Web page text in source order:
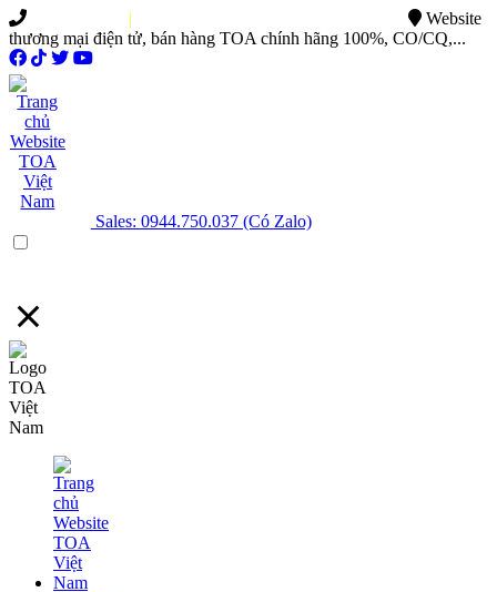
|
Website
thương mại điện tử, bán hàng TOA chính hãng 100%, CO/CQ,...
Sales: 0944.750.037 (Có Zalo)